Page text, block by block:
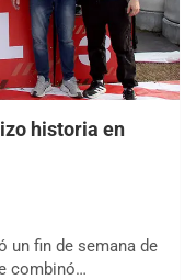
historia en
un fin de semana de
combinó…